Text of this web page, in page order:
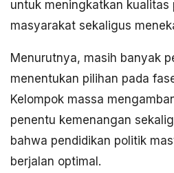
untuk meningkatkan kualitas
masyarakat sekaligus
Menurutnya, masih banyak
menentukan pilihan pada
Kelompok massa
penentu kemenangan
bahwa pendidikan politik
berjalan optimal.